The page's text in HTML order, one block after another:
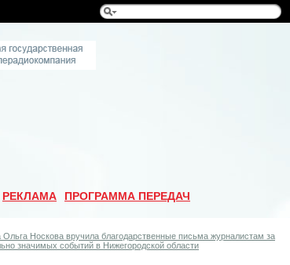
РЕКЛАМА ПРОГРАММА ПЕРЕДАЧ
Ольга Носкова вручила благодарственные письма журналистам за
значимых событий в Нижегородской области